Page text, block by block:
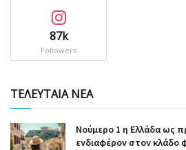
87k
Followers
ΤΕΛΕΥΤΑΙΑ ΝΕΑ
Nούμερο 1 η Ελλάδα ως
ενδιαφέρον στον κλάδο